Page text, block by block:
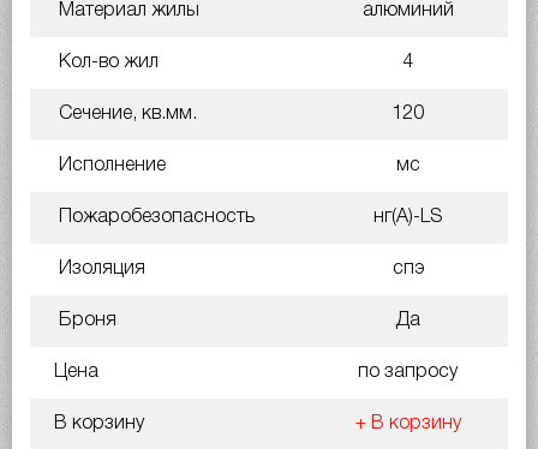
Материал жилы алюминий
Кол-во жил 4
Сечение, кв.мм. 120
Исполнение мс
Пожаробезопасность нг(A)-LS
Изоляция спэ
Броня Да
Цена по запросу
В корзину + В корзину